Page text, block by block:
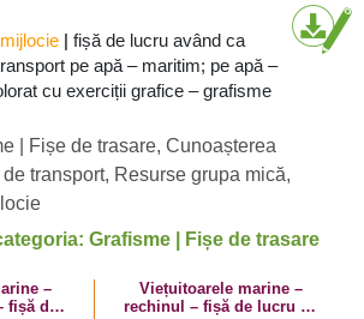
| fișă de lucru având ca
pe apă – maritim; pe apă –
cu exerciții grafice – grafisme
| Fișe de trasare, Cunoașterea
transport, Resurse grupa mică,
Grafisme | Fișe de trasare
–
fișă de
Viețuitoarele marine –
rechinul – fișă de lucru cu